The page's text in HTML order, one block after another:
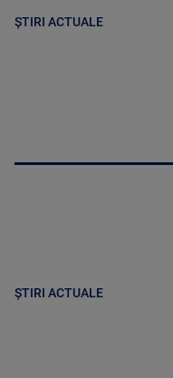
ȘTIRI ACTUALE
ȘTIRI ACTUALE